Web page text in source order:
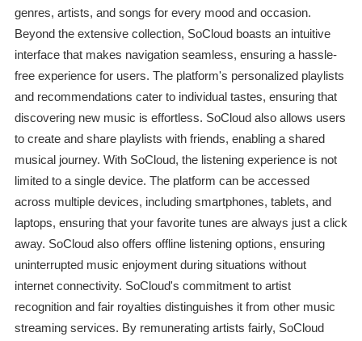
genres, artists, and songs for every mood and occasion.
Beyond the extensive collection, SoCloud boasts an intuitive
interface that makes navigation seamless, ensuring a hassle-
free experience for users. The platform's personalized playlists
and recommendations cater to individual tastes, ensuring that
discovering new music is effortless. SoCloud also allows users
to create and share playlists with friends, enabling a shared
musical journey. With SoCloud, the listening experience is not
limited to a single device. The platform can be accessed
across multiple devices, including smartphones, tablets, and
laptops, ensuring that your favorite tunes are always just a click
away. SoCloud also offers offline listening options, ensuring
uninterrupted music enjoyment during situations without
internet connectivity. SoCloud's commitment to artist
recognition and fair royalties distinguishes it from other music
streaming services. By remunerating artists fairly, SoCloud